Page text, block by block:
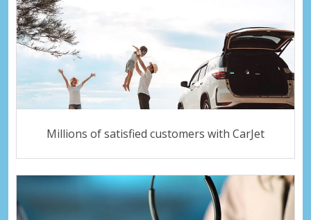
Millions of satisfied customers with CarJet